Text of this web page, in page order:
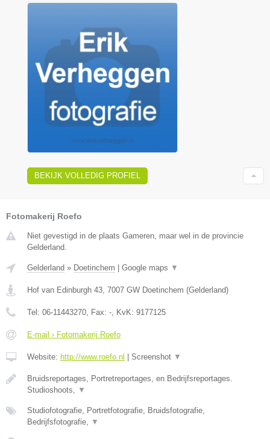
BEKIJK VOLLEDIG PROFIEL
Fotomakerij Roefo
Niet gevestigd in de plaats Gameren, maar wel in de provincie
Gelderland.
Gelderland » Doetinchem Google maps ▼
Hof van Edinburgh 43 7007 GW Doetinchem (Gelderland)
Tel: 06-11443270 , Fax: - , KvK: 9177125
E-mail › Fotomakerij Roefo
Website: http://www.roefo.nl Screenshot ▼
Bruidsreportages, Portretreportages, en Bedrijfsreportages.
Studioshoots,
▼
Studiofotografie, Portretfotografie, Bruidsfotografie,
Bedrijfsfotografie,
▼